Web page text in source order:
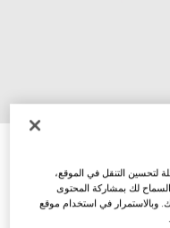
الهرة
لتحسين التنقل في الموقع،
لك بمشاركة المحتوى
وبالاستمرار في استخدام موقع